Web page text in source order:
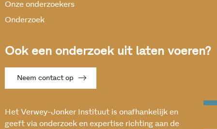
Onze onderzoekers
Onderzoek
Ook een onderzoek uit laten voeren?
Neem contact op
Het Verwey-Jonker Instituut is onafhankelijk en
geeft via onderzoek en expertise richting aan de